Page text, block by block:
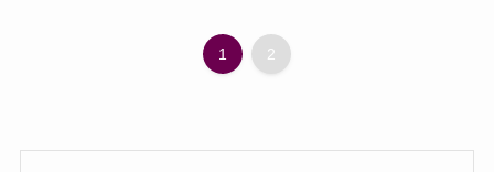
1 2